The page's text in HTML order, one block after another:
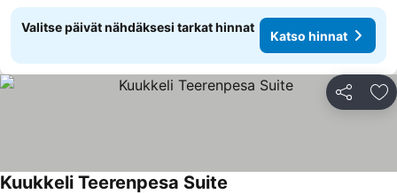
Valitse päivät nähdäksesi tarkat hinnat
Katso hinnat
Jaa
Kuukkeli Teerenpesa Suite